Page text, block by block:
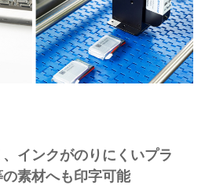
インクがのりにくいプラ
素材へも印字可能